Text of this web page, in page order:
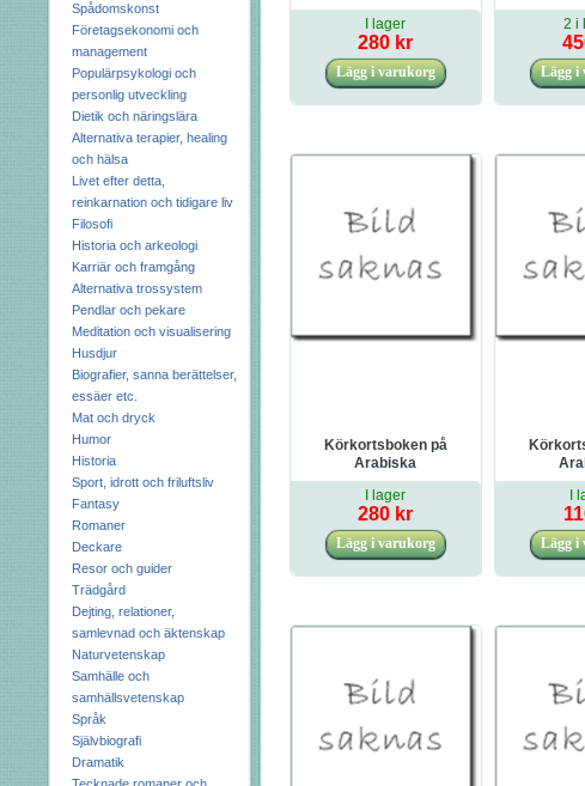
Spådomskonst
Företagsekonomi och
management
Populärpsykologi och
personlig utveckling
Dietik och näringslära
Alternativa terapier, healing
och hälsa
Livet efter detta,
reinkarnation och tidigare liv
Filosofi
Historia och arkeologi
Karriär och framgång
Alternativa trossystem
Pendlar och pekare
Meditation och visualisering
Husdjur
Biografier, sanna berättelser,
essäer etc.
Mat och dryck
Humor
Historia
Sport, idrott och friluftsliv
Fantasy
Romaner
Deckare
Resor och guider
Trädgård
Dejting, relationer,
samlevnad och äktenskap
Naturvetenskap
Samhälle och
samhällsvetenskap
Språk
Självbiografi
Dramatik
I lager
280 kr
+ digitalt
2 i
Körkortsboken på
Arabiska
Automatväxlad bil
I lager
280 kr
I